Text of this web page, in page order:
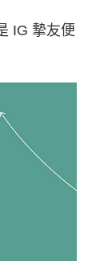
IG 摯友便